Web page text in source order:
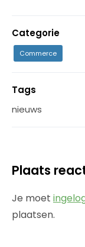
Categorie
Commerce
Tags
nieuws
Plaats
Je moet
plaatsen.